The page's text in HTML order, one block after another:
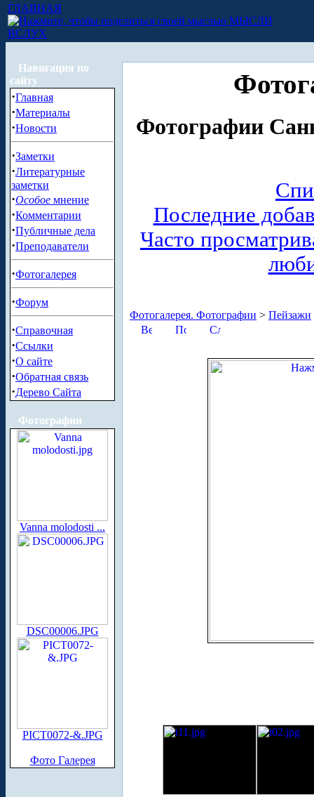
ГЛАВНАЯ
МЫСЛИ
ВСЛУХ
Навигация по
сайту
·Главная
·Материалы
·Новости
·Заметки
·Литературные
заметки
·Особое мнение
·Комментарии
·Публичные дела
·Преподаватели
·Фотогалерея
·Форум
·Справочная
·Ссылки
·О сайте
·Обратная связь
·Дерево Сайта
Фотографии
Vanna molodosti ...
DSC00006.JPG
PICT0072-&.JPG
Фото Галерея
Фотографии
Последние
Часто
Фотогалерея. Фотографии > Пейзажи